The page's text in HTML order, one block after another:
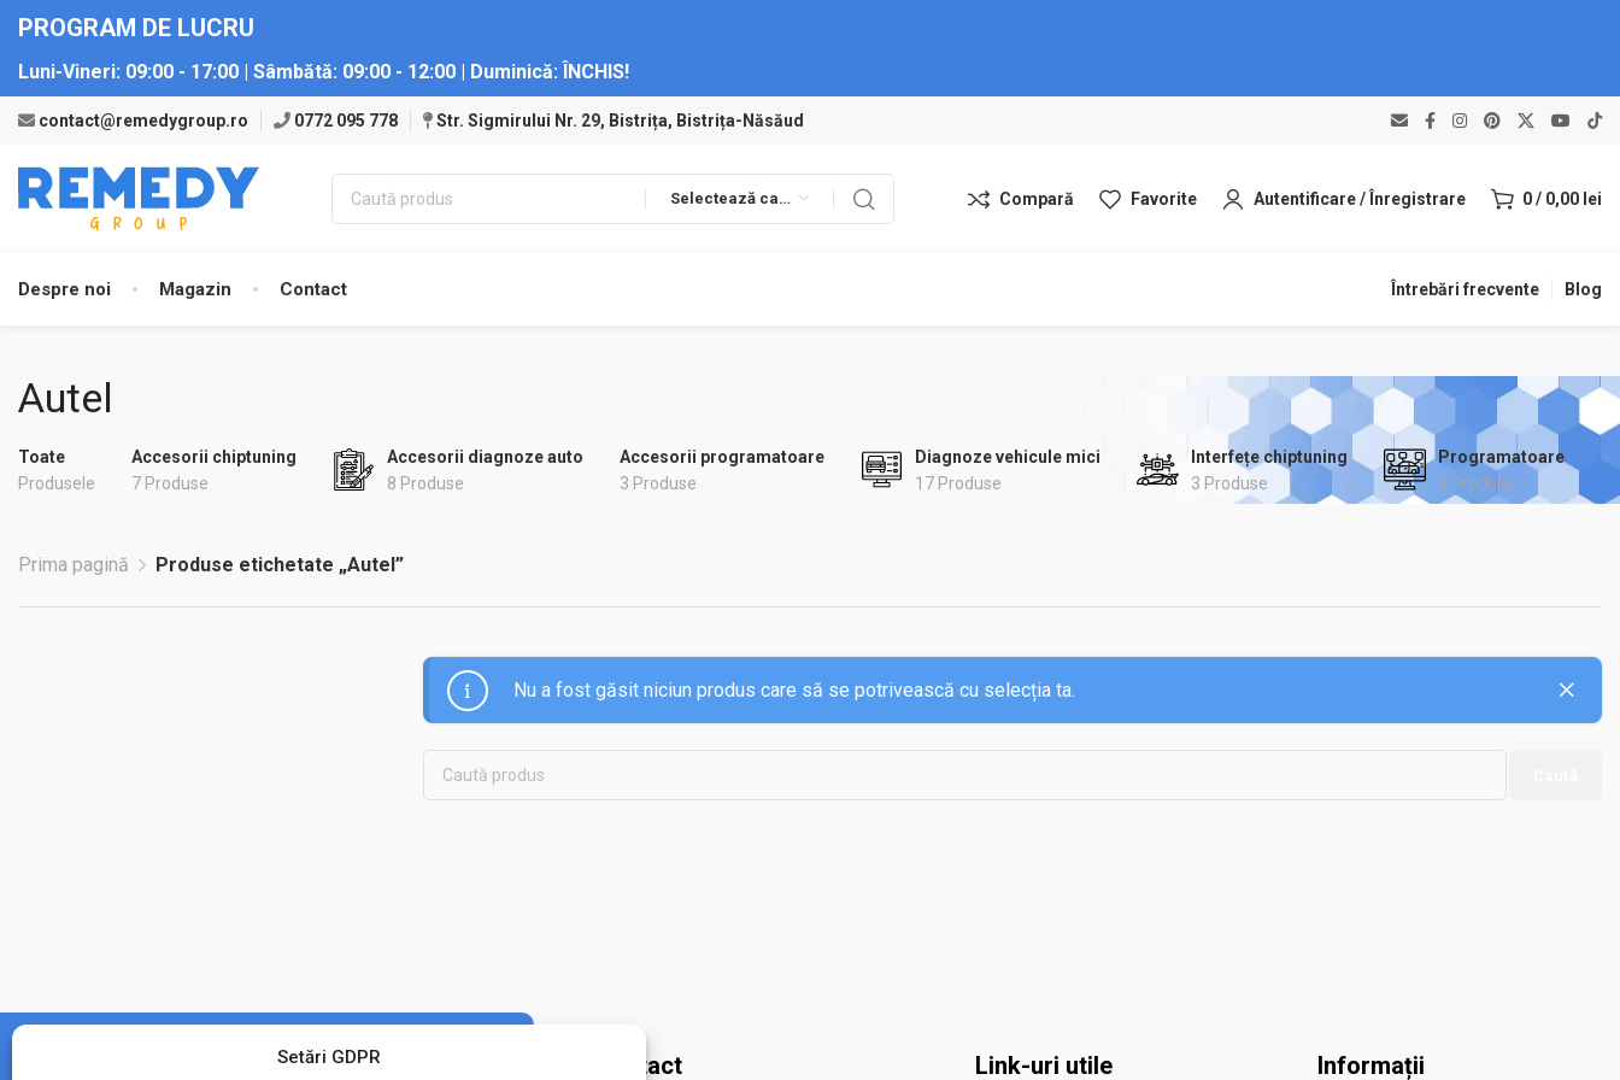
Setări GDPR
PROGRAM DE LUCRU
Luni-Vineri: 09:00 - 17:00 | Sâmbătă: 09:00 - 12:00 | Duminică: ÎNCHIS!
contact@remedygroup.ro 0772 095 778 Str. Sigmirului Nr. 29, Bistrița, Bistrița-Năsăud
Selectează categoria Compară Favorite Autentificare / Înregistrare 0/ 0,00 lei
Despre noi Magazin Contact Întrebări frecvente Blog
Autel
Toate
Produsele
Accesorii chiptuning
7 Produse
Accesorii diagnoze auto
8 Produse
Accesorii programatoare
3 Produse
Diagnoze vehicule mici
17 Produse
Interfețe chiptuning
3 Produse
Programatoare
3 Produse
Prima pagină Produse etichetate „Autel”
Nu a fost găsit niciun produs care să se potrivească cu selecția ta.
Contact Link-uri utile Informații